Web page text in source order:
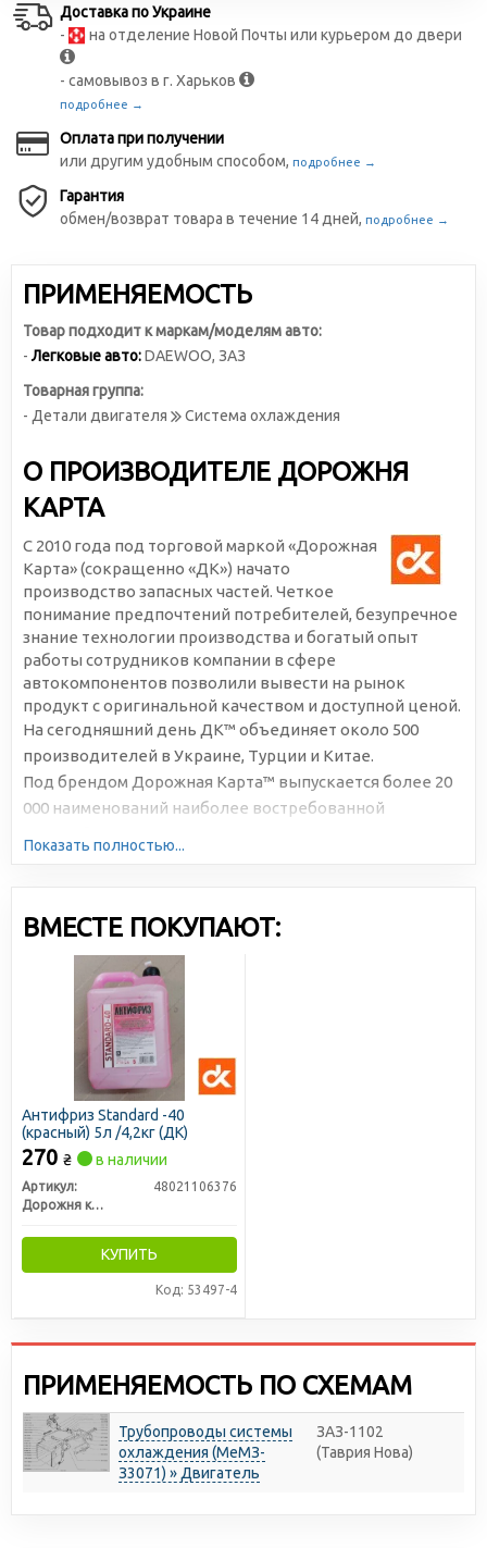
Доставка по Украине
-
на отделение Новой Почты или курьером до двери
- самовывоз в г. Харьков
подробнее →
Оплата при получении
или другим удобным способом, подробнее →
Гарантия
обмен/возврат товара в течение 14 дней, подробнее →
ПРИМЕНЯЕМОСТЬ
Товар подходит к маркам/моделям авто:
-Легковые авто:DAEWOO, ЗАЗ
Товарная группа:
- Детали двигателя
Система охлаждения
О ПРОИЗВОДИТЕЛЕ ДОРОЖНЯ
КАРТА
С 2010 года под торговой маркой «Дорожная
Карта» (сокращенно «ДК») начато
производство запасных частей. Четкое
понимание предпочтений потребителей, безупречное
знание технологии производства и богатый опыт
работы сотрудников компании в сфере
автокомпонентов позволили вывести на рынок
продукт с оригинальной качеством и доступной ценой.
На сегодняшний день ДК™ объединяет около 500
производителей в Украине, Турции и Китае.
Под брендом Дорожная Карта™ выпускается более 20
000 наименований наиболее востребованной
Показать полностью...
ВМЕСТЕ ПОКУПАЮТ:
Антифриз Standard -40
(красный) 5л /4,2кг (ДК)
270 ₴ в наличии
Артикул:
48021106376
Дорожня карта
КУПИТЬ
Код: 53497-4
ПРИМЕНЯЕМОСТЬ ПО СХЕМАМ
Трубопроводы системы
охлаждения (МеМЗ-
З3071) » Двигатель
ЗАЗ-1102
(Таврия Нова)